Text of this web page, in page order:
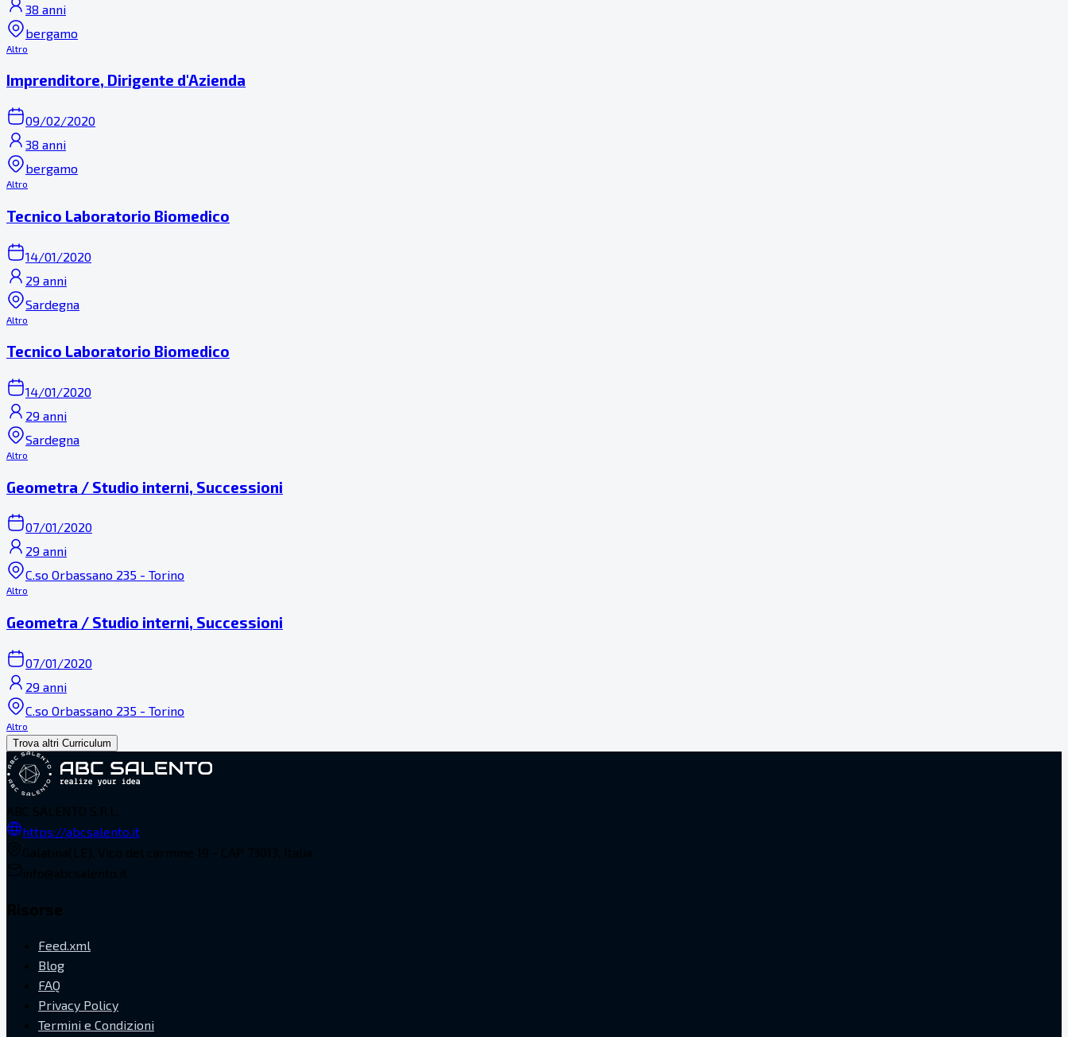
38 anni
bergamo
Altro
Imprenditore, Dirigente d'Azienda
09/02/2020
38 anni
bergamo
Altro
Tecnico Laboratorio Biomedico
14/01/2020
29 anni
Sardegna
Altro
Tecnico Laboratorio Biomedico
14/01/2020
29 anni
Sardegna
Altro
Geometra / Studio interni, Successioni
07/01/2020
29 anni
C.so Orbassano 235 - Torino
Altro
Geometra / Studio interni, Successioni
07/01/2020
29 anni
C.so Orbassano 235 - Torino
Altro
Trova altri Curriculum
https://abcsalento.it
Feed.xml
Blog
FAQ
Privacy Policy
Termini e Condizioni